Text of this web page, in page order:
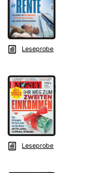
Leseprobe
Leseprobe